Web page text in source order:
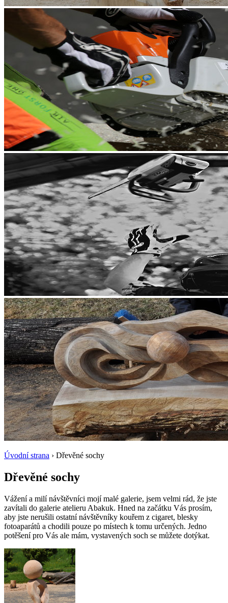
Úvodní strana › Dřevěné sochy
Dřevěné sochy
Vážení a milí návštěvníci mojí malé galerie, jsem velmi rád, že jste
zavítali do galerie atelieru Abakuk. Hned na začátku Vás prosím,
aby jste nerušili ostatní návštěvníky kouřem z cigaret, blesky
fotoaparátů a chodili pouze po místech k tomu určených. Jedno
potěšení pro Vás ale mám, vystavených soch se můžete dotýkat.